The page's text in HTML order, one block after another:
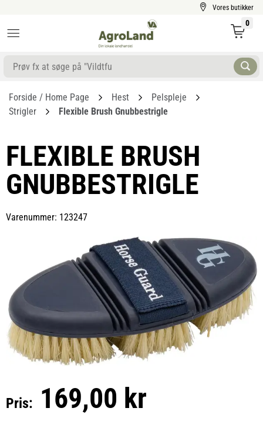
Vores butikker
0
Forside / Home Page Hest
Pelspleje
Strigler
Flexible Brush Gnubbestrigle
FLEXIBLE BRUSH
GNUBBESTRIGLE
Varenummer: 123247
Pris: 169,00 kr